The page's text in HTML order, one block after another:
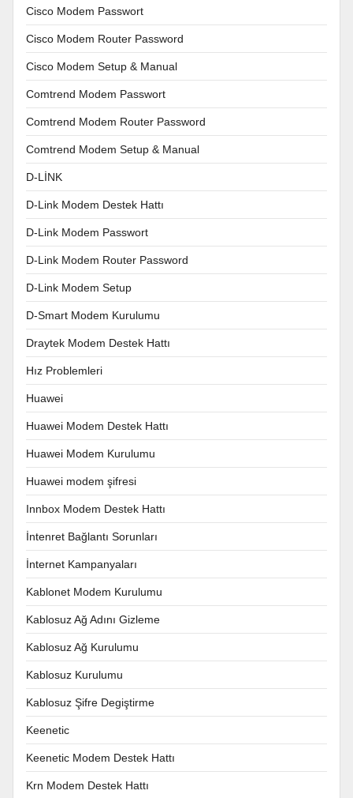
Cisco Modem Passwort
Cisco Modem Router Password
Cisco Modem Setup & Manual
Comtrend Modem Passwort
Comtrend Modem Router Password
Comtrend Modem Setup & Manual
D-LİNK
D-Link Modem Destek Hattı
D-Link Modem Passwort
D-Link Modem Router Password
D-Link Modem Setup
D-Smart Modem Kurulumu
Draytek Modem Destek Hattı
Hız Problemleri
Huawei
Huawei Modem Destek Hattı
Huawei Modem Kurulumu
Huawei modem şifresi
Innbox Modem Destek Hattı
İntenret Bağlantı Sorunları
İnternet Kampanyaları
Kablonet Modem Kurulumu
Kablosuz Ağ Adını Gizleme
Kablosuz Ağ Kurulumu
Kablosuz Kurulumu
Kablosuz Şifre Degiştirme
Keenetic
Keenetic Modem Destek Hattı
Krn Modem Destek Hattı